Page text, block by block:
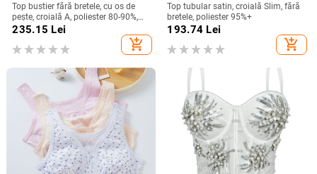
Top bustier fără bretele, cu os de
pește, croială A, poliester 80-90%,
vară 2025
235.15 Lei
add_shopping_cart
Top tubular satin, croială Slim, fără
bretele, poliester 95%+
193.74 Lei
add_shopping_cart